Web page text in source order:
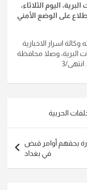
اليوم الثلاثاء،
على الوضع الأمني
اسرار الاخبارية
البرية، وصلا محافظة
3
الحربية
بحقهم أوامر قبض
في بغداد